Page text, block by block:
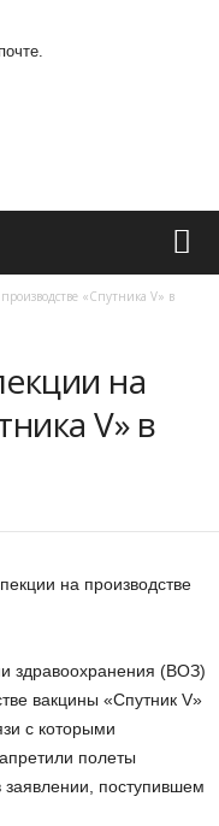
«Спутника V» в
на
V» в
на производстве
здравоохранения (ВОЗ)
вакцины «Спутник V»
с которыми
полеты
заявлении, поступившем